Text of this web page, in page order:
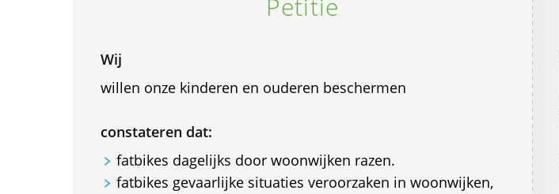
Petitie
Wij
willen onze kinderen en ouderen beschermen
constateren dat:
fatbikes dagelijks door woonwijken razen.
fatbikes gevaarlijke situaties veroorzaken in woonwijken,